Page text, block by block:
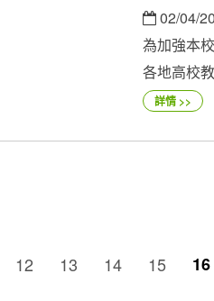
02/04/
為加強本
各地高校
詳情 >>
12 13 14 15 16